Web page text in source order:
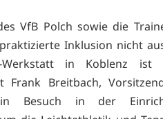
VfB Polch sowie die
Inklusion nicht
Werkstatt in Koblenz ist
Frank Breitbach,
Besuch in der